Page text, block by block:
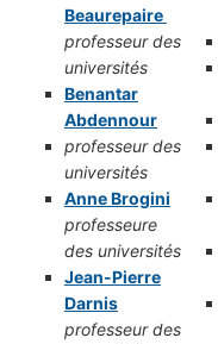
Beaurepaire
professeur des
universités
Benantar
Abdennour
professeur des
universités
Anne Brogini
professeure
des universités
Jean-Pierre
Darnis
professeur des